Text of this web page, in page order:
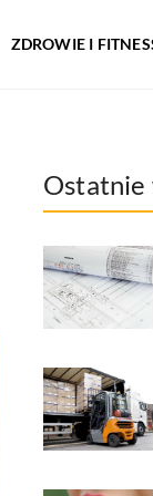
ZDROWIE I
Ostatnie